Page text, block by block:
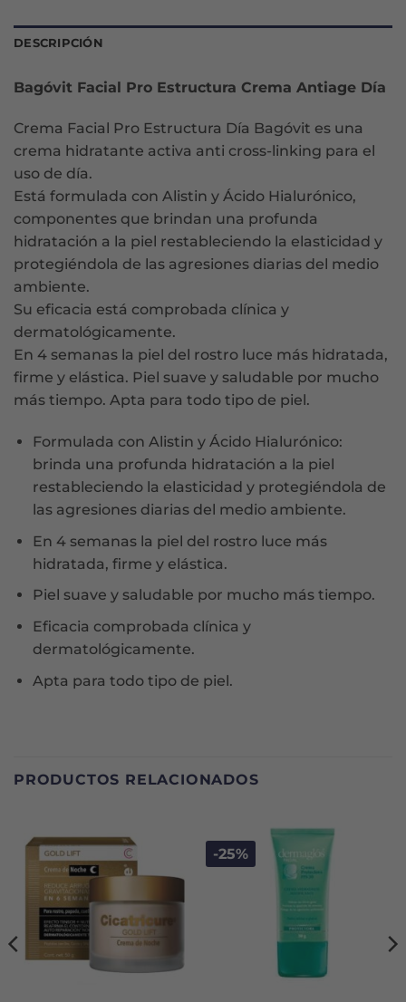
DESCRIPCIÓN
Bagóvit Facial Pro Estructura Crema Antiage Día
Crema Facial Pro Estructura Día Bagóvit es una
crema hidratante activa anti cross-linking para el
uso de día.
Está formulada con Alistin y Ácido Hialurónico,
componentes que brindan una profunda
hidratación a la piel restableciendo la elasticidad y
protegiéndola de las agresiones diarias del medio
ambiente.
Su eficacia está comprobada clínica y
dermatológicamente.
En 4 semanas la piel del rostro luce más hidratada,
firme y elástica. Piel suave y saludable por mucho
más tiempo. Apta para todo tipo de piel.
Formulada con Alistin y Ácido Hialurónico:
brinda una profunda hidratación a la piel
restableciendo la elasticidad y protegiéndola de
las agresiones diarias del medio ambiente.
En 4 semanas la piel del rostro luce más
hidratada, firme y elástica.
Piel suave y saludable por mucho más tiempo.
Eficacia comprobada clínica y
dermatológicamente.
Apta para todo tipo de piel.
PRODUCTOS RELACIONADOS
-25%